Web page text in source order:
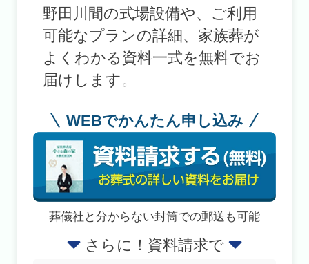
野田川間の式場設備や、ご利用
可能なプランの詳細、家族葬が
よくわかる資料一式を無料でお
届けします。
WEBでかんたん申し込み
葬儀社と分からない封筒での郵送も可能
さらに！資料請求で